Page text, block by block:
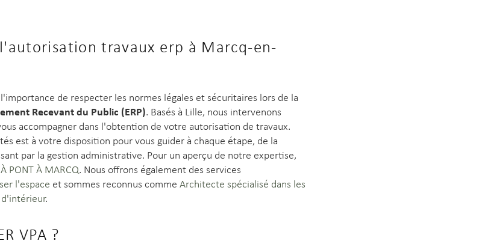
travaux erp à Marcq-en-
de respecter les normes légales et sécuritaires lors de la
Recevant du Public (ERP). Basés à Lille, nous intervenons
accompagner dans l'obtention de votre autorisation de travaux.
est à votre disposition pour vous guider à chaque étape, de la
par la gestion administrative. Pour un aperçu de notre expertise,
PONT À MARCQ. Nous offrons également des services
l'espace et sommes reconnus comme Architecte spécialisé dans les
.
VPA ?